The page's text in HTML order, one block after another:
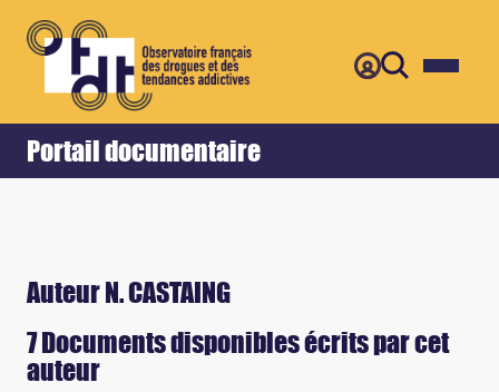
Portail documentaire
Accueil Retour
Auteur N. CASTAING
7 Documents disponibles écrits par cet
auteur